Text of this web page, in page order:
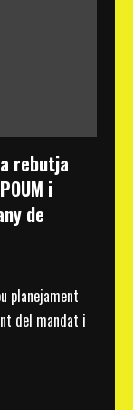
rebutja
i
de
planejament
del mandat i